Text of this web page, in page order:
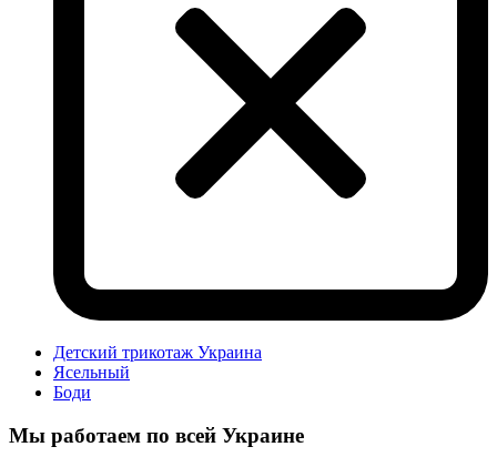
Детский трикотаж Украина
Ясельный
Боди
Мы работаем по всей Украине